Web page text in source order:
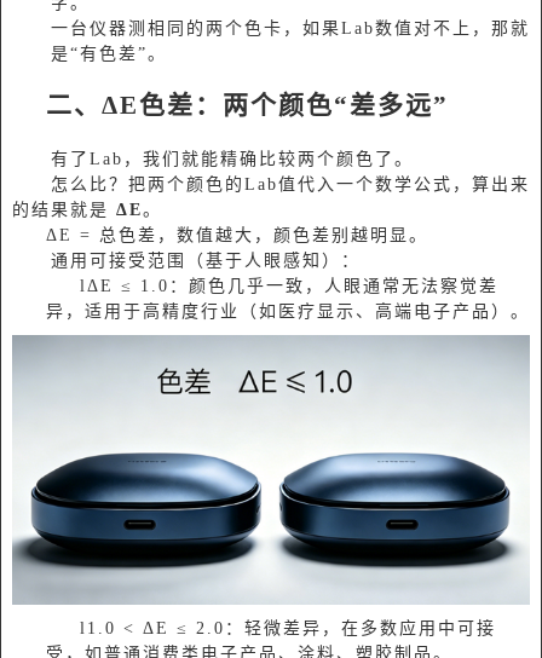
一台仪器测相同的两个色卡，如果Lab数值对不上，那就
是“有色差”。
二、ΔE色差：两个颜色“差多远”
有了Lab，我们就能精确比较两个颜色了。
怎么比？把两个颜色的Lab值代入一个数学公式，算出来
的结果就是 ΔE。
ΔE = 总色差，数值越大，颜色差别越明显。
通用可接受范围（基于人眼感知）：
l‌ΔE ≤ 1.0‌：颜色几乎一致，‌人眼通常无法察觉差
异‌，适用于高精度行业（如医疗显示、高端电子产品）‌‌。
l‌1.0 < ΔE ≤ 2.0‌：‌轻微差异，在多数应用中可接
受‌，如普通消费类电子产品、涂料、塑胶制品‌‌。